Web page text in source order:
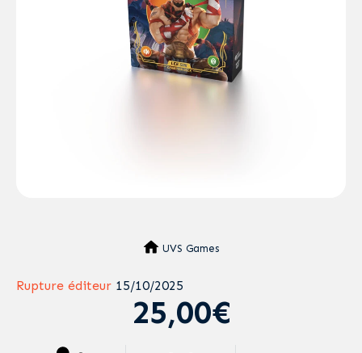
UVS Games
Rupture éditeur 15/10/2025
25,00€